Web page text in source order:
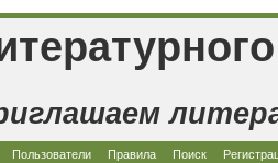
Пользователи Правила Поиск